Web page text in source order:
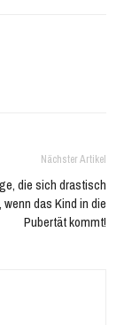
Nächster Artikel
die sich drastisch
wenn das Kind in die
Pubertät kommt!